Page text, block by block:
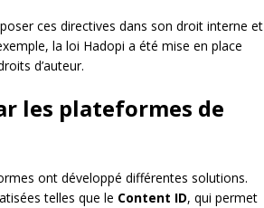
ces directives dans son droit interne et
la loi Hadopi a été mise en place
d’auteur.
les plateformes de
ont développé différentes solutions.
telles que le Content ID, qui permet